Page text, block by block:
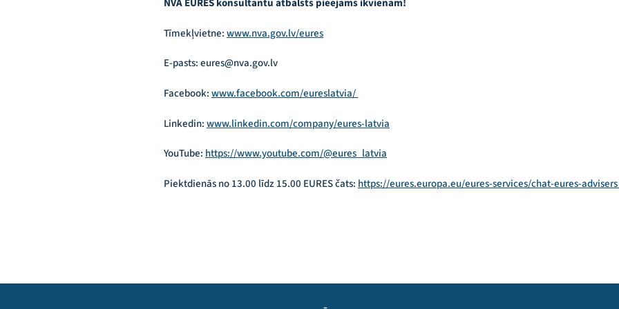
NVA EURES konsultantu atbalsts pieejams ikvienam!
Tīmekļvietne:www.nva.gov.lv/eures
E-pasts: eures@nva.gov.lv
Facebook:www.facebook.com/eureslatvia/
Linkedin:www.linkedin.com/company/eures-latvia
YouTube: https://www.youtube.com/@eures_latvia
Piektdienās no 13.00 līdz 15.00 EURES čats: https://eures.europa.eu/eures-services/chat-eures-